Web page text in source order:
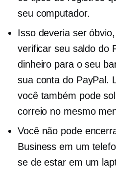
seu computador.
Isso deveria ser
verificar seu saldo do
dinheiro para o seu
sua conta do PayPal.
você também pode
correio no mesmo
Você não pode
Business em um
se de estar em um